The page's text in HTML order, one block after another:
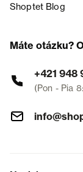
Shoptet Blog
Máte otázku?
+421 948
(Pon - Pia